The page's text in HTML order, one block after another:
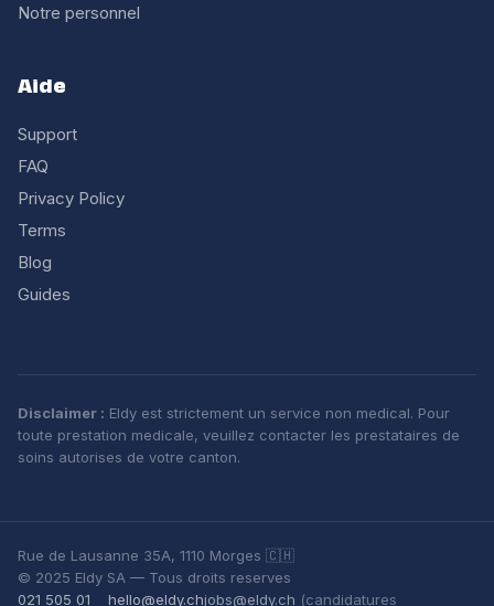
Notre personnel
Aide
Support
FAQ
Privacy Policy
Terms
Blog
Guides
Disclaimer : Eldy est strictement un service non medical. Pour
toute prestation medicale, veuillez contacter les prestataires de
soins autorises de votre canton.
Rue de Lausanne 35A, 1110 Morges 🇨🇭
© 2025 Eldy SA — Tous droits reserves
021 505 01
hello@eldy.chjobs@eldy.ch (candidatures